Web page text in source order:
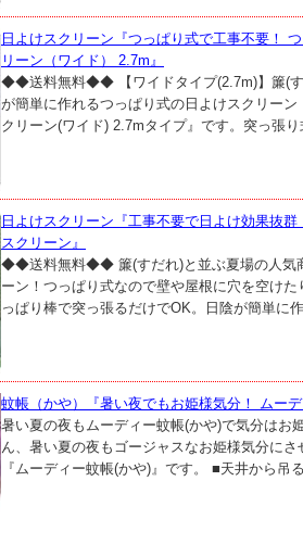
日よけスクリーン『つっぱり式で工事不要！
リーン（ワイド） 2.7m』
◆◆送料無料◆◆ 【ワイドタイプ(2.7m)】簾(す
が簡単に作れるつっぱり式の日よけスクリー
クリーン(ワイド) 2.7mタイプ』です。突っ張
日よけスクリーン『工事不要で日よけ効果抜
スクリーン』
◆◆送料無料◆◆ 簾(すだれ)と並ぶ夏場の人気
ーン！つっぱり式なので壁や屋根に穴を空け
っぱり棒で突っ張るだけでOK。日陰が簡単に
蚊帳（かや）『暑い夜でもお姫様気分！ ムー
暑い夏の夜もムーディー蚊帳(かや)で気分はお
ん、暑い夏の夜もゴージャスなお姫様気分に
『ムーディー蚊帳(かや)』です。 ■天井から吊